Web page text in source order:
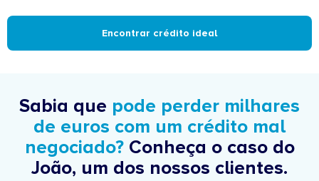
Encontrar crédito ideal
Sabia que pode perder milhares
de euros com um crédito mal
negociado?Conheça o caso do
João, um dos nossos clientes.